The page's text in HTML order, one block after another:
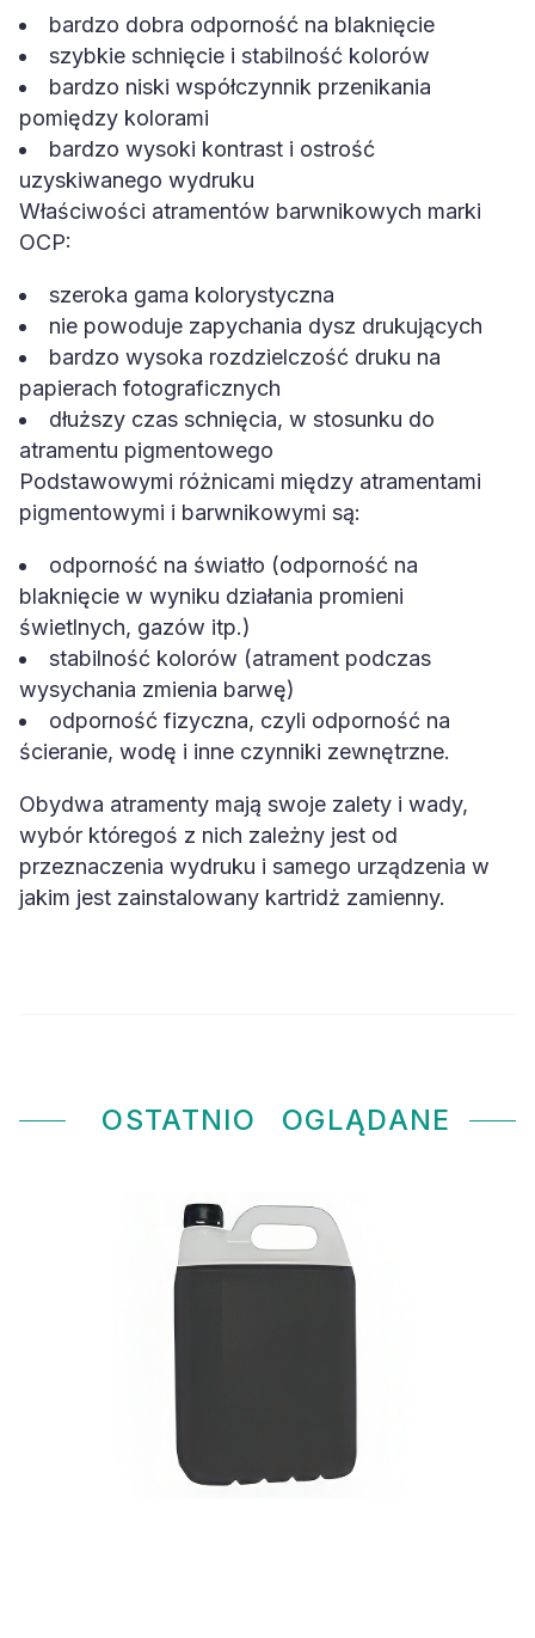
bardzo dobra odporność na blaknięcie
szybkie schnięcie i stabilność kolorów
bardzo niski współczynnik przenikania
pomiędzy kolorami
bardzo wysoki kontrast i ostrość
uzyskiwanego wydruku
Właściwości atramentów barwnikowych marki
OCP:
szeroka gama kolorystyczna
nie powoduje zapychania dysz drukujących
bardzo wysoka rozdzielczość druku na
papierach fotograficznych
dłuższy czas schnięcia, w stosunku do
atramentu pigmentowego
Podstawowymi różnicami między atramentami
pigmentowymi i barwnikowymi są:
odporność na światło (odporność na
blaknięcie w wyniku działania promieni
świetlnych, gazów itp.)
stabilność kolorów (atrament podczas
wysychania zmienia barwę)
odporność fizyczna, czyli odporność na
ścieranie, wodę i inne czynniki zewnętrzne.
Obydwa atramenty mają swoje zalety i wady,
wybór któregoś z nich zależny jest od
przeznaczenia wydruku i samego urządzenia w
jakim jest zainstalowany kartridż zamienny.
OSTATNIO OGLĄDANE